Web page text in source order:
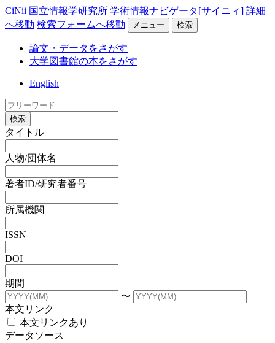
CiNii 国立情報学研究所 学術情報ナビゲータ[サイニィ] 詳細
へ移動 検索フォームへ移動 メニュー 検索
論文・データをさがす
大学図書館の本をさがす
English
検索
タイトル
人物/団体名
著者ID/研究者番号
所属機関
ISSN
DOI
期間
〜
本文リンク
本文リンクあり
データソース